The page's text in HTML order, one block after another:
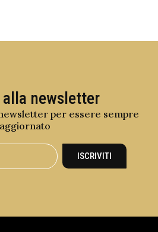
newsletter
per essere sempre
aggiornato
ISCRIVITI